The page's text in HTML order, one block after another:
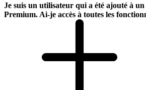
Je suis un utilisateur qui a été ajouté à
Premium. Ai-je accès à toutes les